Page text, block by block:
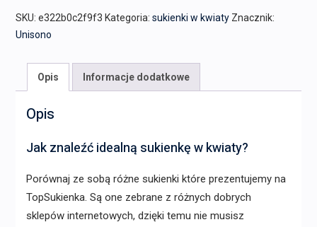
SKU: e322b0c2f9f3 Kategoria: sukienki w kwiaty Znacznik:
Unisono
Opis Informacje dodatkowe
Opis
Jak znaleźć idealną sukienkę w kwiaty?
Porównaj ze sobą różne sukienki które prezentujemy na
TopSukienka. Są one zebrane z różnych dobrych
sklepów internetowych, dzięki temu nie musisz